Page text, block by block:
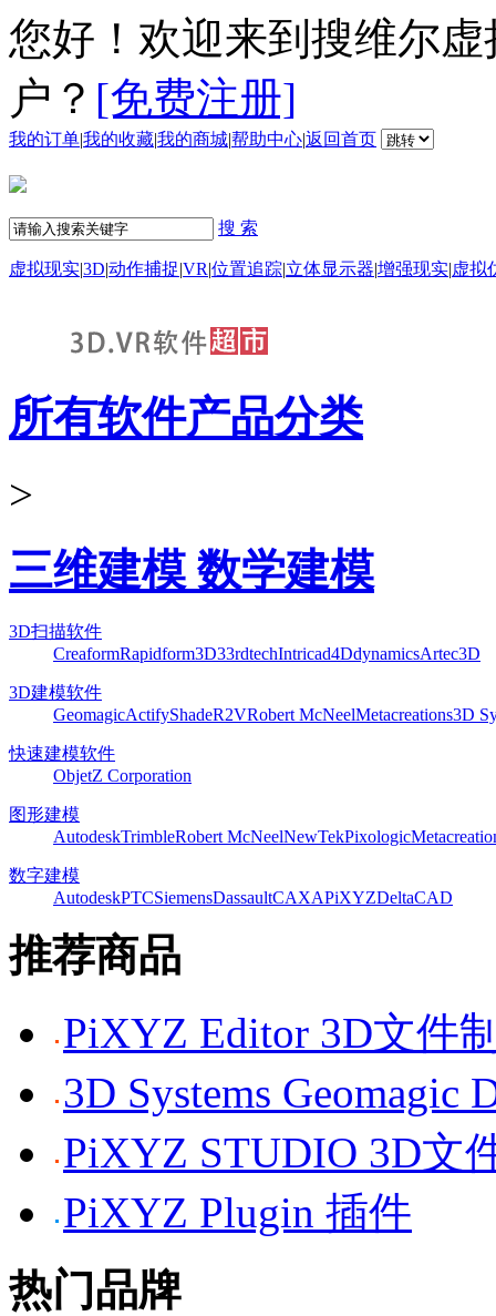
您好！欢迎来到搜维尔
户？ [免费注册]
我的订单|我的收藏|我的商城|帮助中心|返回首页
搜 索
虚拟现实|3D|动作捕捉|VR|位置追踪|立体显示器|增强现实|虚拟
所有软件产品分类
>
三维建模 数学建模
3D扫描软件
CreaformRapidform3D33rdtechIntricad4DdynamicsArtec3D
3D建模软件
GeomagicActifyShadeR2VRobert McNeelMetacreations3D
快速建模软件
ObjetZ Corporation
图形建模
AutodeskTrimbleRobert McNeelNewTekPixologic
数字建模
AutodeskPTCSiemensDassaultCAXAPiXYZDeltaCAD
推荐商品
PiXYZ Editor 3D文件
3D Systems
PiXYZ STUDIO 3D文
PiXYZ Plugin 插件
热门品牌